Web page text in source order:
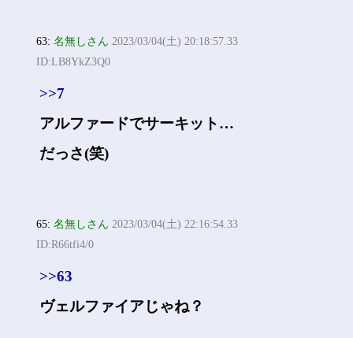
63:名無しさん 2023/03/04(土) 20:18:57.33
ID:LB8YkZ3Q0
>>7
アルファードでサーキット…
だっさ(笑)
65:名無しさん 2023/03/04(土) 22:16:54.33
ID:R66tfi4/0
>>63
ヴェルファイアじゃね？